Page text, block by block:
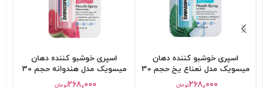
اسپری خوشبو کننده دهان
میسویک مدل نعناع یخ حجم 30
میلی لیترتومان۲۶۸,۰۰۰
اسپری خوشبو کننده دهان
میسویک مدل هندوانه حجم 30
میلی لیترتومان۲۶۸,۰۰۰